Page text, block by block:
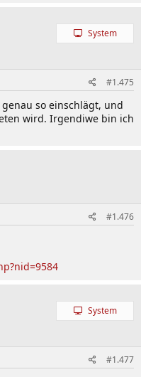
System
#1.475
so einschlägt, und
wird. Irgendiwe bin ich
#1.476
System
#1.477